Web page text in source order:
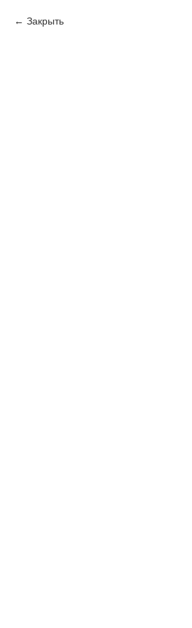
Закрыть